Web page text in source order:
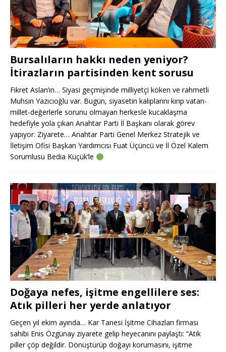
Bursalıların hakkı neden yeniyor?
İtirazların partisinden kent sorusu
Fikret Aslan’ın… Siyasi geçmişinde milliyetçi köken ve rahmetli
Muhsin Yazıcıoğlu var. Bugün, siyasetin kalıplarını kırıp vatan-
millet-değerlerle sorunu olmayan herkesle kucaklaşma
hedefiyle yola çıkan Anahtar Parti İl Başkanı olarak görev
yapıyor. Ziyarete… Anahtar Parti Genel Merkez Stratejik ve
İletişim Ofisi Başkan Yardımcısı Fuat Üçüncü ve İl Özel Kalem
Sorumlusu Bedia Küçük’le
Doğaya nefes, işitme engellilere ses:
Atık pilleri her yerde anlatıyor
Geçen yıl ekim ayında… Kar Tanesi İşitme Cihazları firması
sahibi Enis Özgünay ziyarete gelip heyecanını paylaştı: “Atık
piller çöp değildir. Dönüştürüp doğayı korumasını, işitme